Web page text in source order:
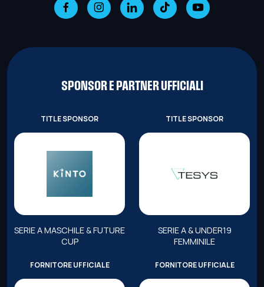
SPONSOR E PARTNER UFFICIALI
TITLE SPONSOR
SERIE A MASCHILE & FUTURE
CUP
TITLE SPONSOR
SERIE A & UNDER19
FEMMINILE
FORNITORE UFFICIALE FORNITORE UFFICIALE